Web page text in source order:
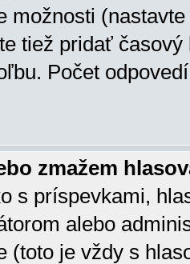
možnosti
tiež pridať
Počet
zmažem
s príspevkami,
alebo
(toto je vždy s